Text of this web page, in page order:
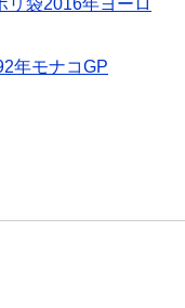
リ袋2016年ヨーロ
年モナコGP